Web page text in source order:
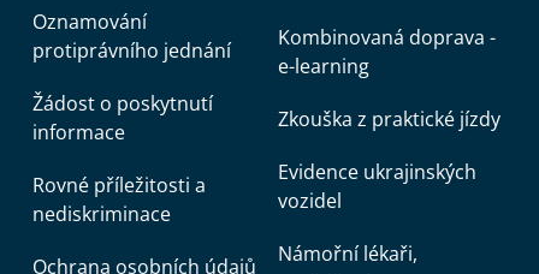
Oznamování
protiprávního jednání
Žádost o poskytnutí
informace
Rovné příležitosti a
nediskriminace
Ochrana osobních údajů
Kombinovaná doprava -
e-learning
Zkouška z praktické jízdy
Evidence ukrajinských
vozidel
Námořní lékaři,